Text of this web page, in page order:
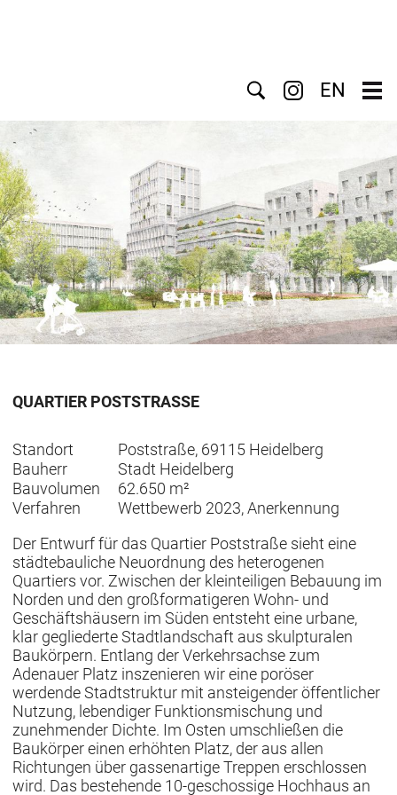
Suche EN
QUARTIER POSTSTRASSE
Standort
Poststraße, 69115 Heidelberg
Bauherr
Stadt Heidelberg
Bauvolumen
62.650 m²
Verfahren
Wettbewerb 2023, Anerkennung
Der Entwurf für das Quartier Poststraße sieht eine
städtebauliche Neuordnung des heterogenen
Quartiers vor. Zwischen der kleinteiligen Bebauung im
Norden und den großformatigeren Wohn- und
Geschäftshäusern im Süden entsteht eine urbane,
klar gegliederte Stadtlandschaft aus skulpturalen
Baukörpern. Entlang der Verkehrsachse zum
Adenauer Platz inszenieren wir eine poröser
werdende Stadtstruktur mit ansteigender öffentlicher
Nutzung, lebendiger Funktionsmischung und
zunehmender Dichte. Im Osten umschließen die
Baukörper einen erhöhten Platz, der aus allen
Richtungen über gassenartige Treppen erschlossen
wird. Das bestehende 10-geschossige Hochhaus an